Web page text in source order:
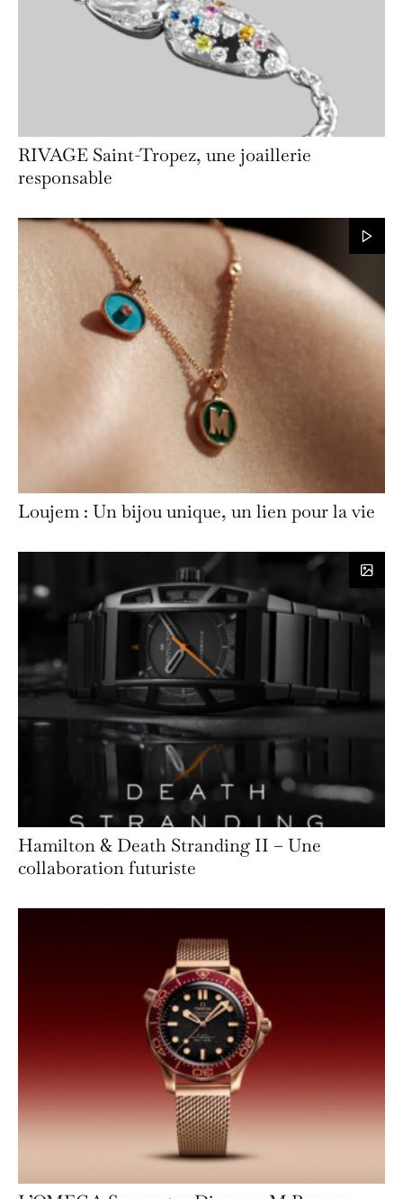
RIVAGE Saint-Tropez, une joaillerie
responsable
Loujem : Un bijou unique, un lien pour la vie
Hamilton & Death Stranding II – Une
collaboration futuriste